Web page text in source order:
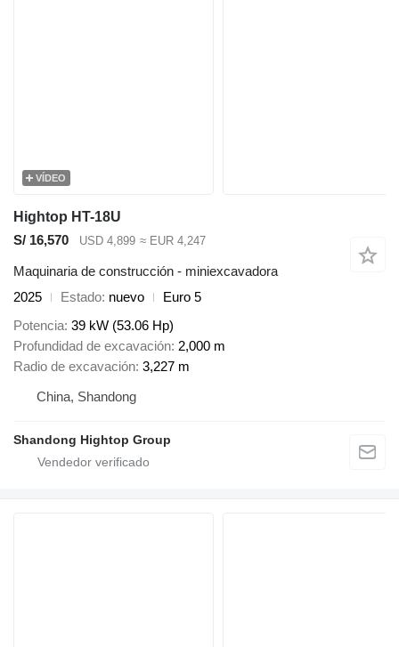
VÍDEO
Hightop HT-18U
S/ 16,570
USD 4,899 ≈ EUR 4,247
Maquinaria de construcción - miniexcavadora
2025
Estado nuevo
Euro 5
Potencia 39 kW (53.06 Hp)
Profundidad de excavación 2,000 m
Radio de excavación 3,227 m
China, Shandong
Shandong Hightop Group